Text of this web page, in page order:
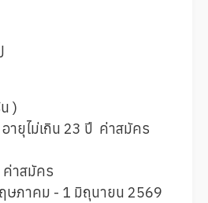
)
ายุไม่เกิน 23 ปี ค่าสมัคร
ค่าสมัคร
ษภาคม - 1 มิถุนายน 2569